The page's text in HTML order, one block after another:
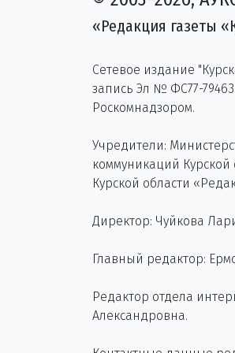
«Редакция газеты
Сетевое издание
запись Эл № ФС77-
Роскомнадзором.
Учредители:
коммуникаций
Курской области
Директор: Чуйкова
Главный редактор:
Редактор отдела
Александровна.